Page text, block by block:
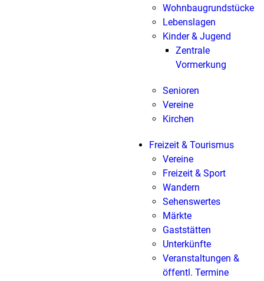
Wohnbaugrundstücke
Lebenslagen
Kinder & Jugend
Zentrale
Vormerkung
Senioren
Vereine
Kirchen
Freizeit & Tourismus
Vereine
Freizeit & Sport
Wandern
Sehenswertes
Märkte
Gaststätten
Unterkünfte
Veranstaltungen &
öffentl. Termine